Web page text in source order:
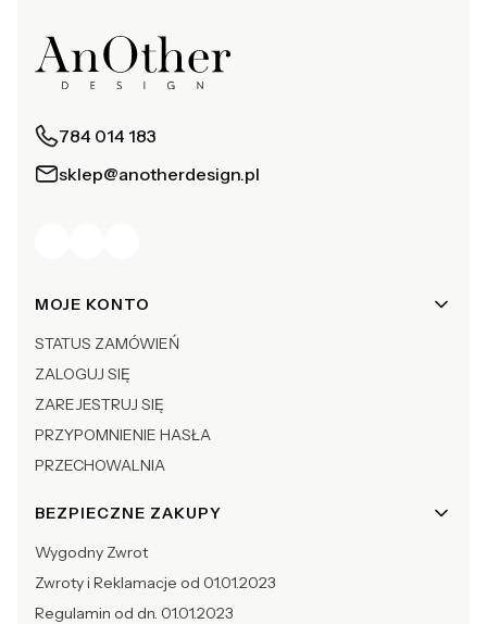
784 014 183
sklep@anotherdesign.pl
Linki w stopce
MOJE KONTO
STATUS ZAMÓWIEŃ
ZALOGUJ SIĘ
ZAREJESTRUJ SIĘ
PRZYPOMNIENIE HASŁA
PRZECHOWALNIA
BEZPIECZNE ZAKUPY
Wygodny Zwrot
Zwroty i Reklamacje od 01.01.2023
Regulamin od dn. 01.01.2023